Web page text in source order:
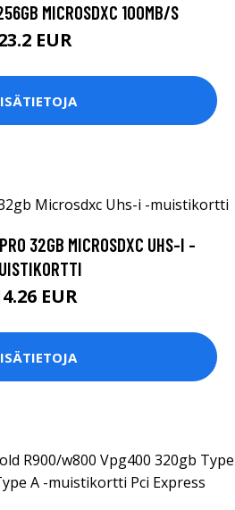
MICROSDXC 100MB/S
EUR
32GB MICROSDXC UHS-I -
EUR